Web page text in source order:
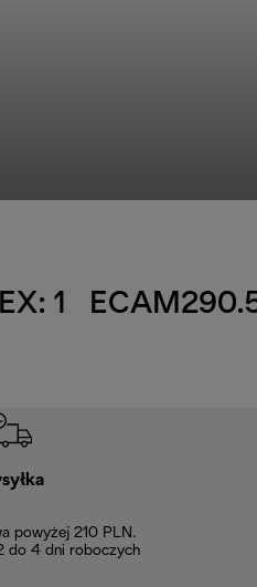
1
powyżej 210 PLN.
do 4 dni roboczych